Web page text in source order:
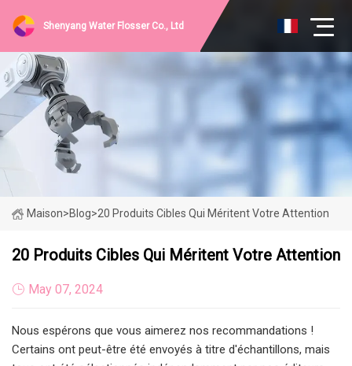
Shenyang Water Flosser Co., Ltd
Maison>Blog>20 Produits Cibles Qui Méritent Votre Attention
20 Produits Cibles Qui Méritent Votre Attention
May 07, 2024
Nous espérons que vous aimerez nos recommandations !
Certains ont peut-être été envoyés à titre d'échantillons, mais